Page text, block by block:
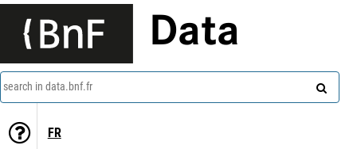
Data
search in data.bnf.fr
FR